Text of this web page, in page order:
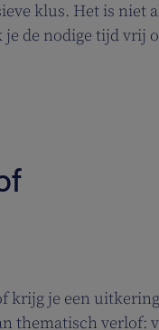
klus. Het is niet
de nodige tijd vrij
krijg je een
thematisch verlof: